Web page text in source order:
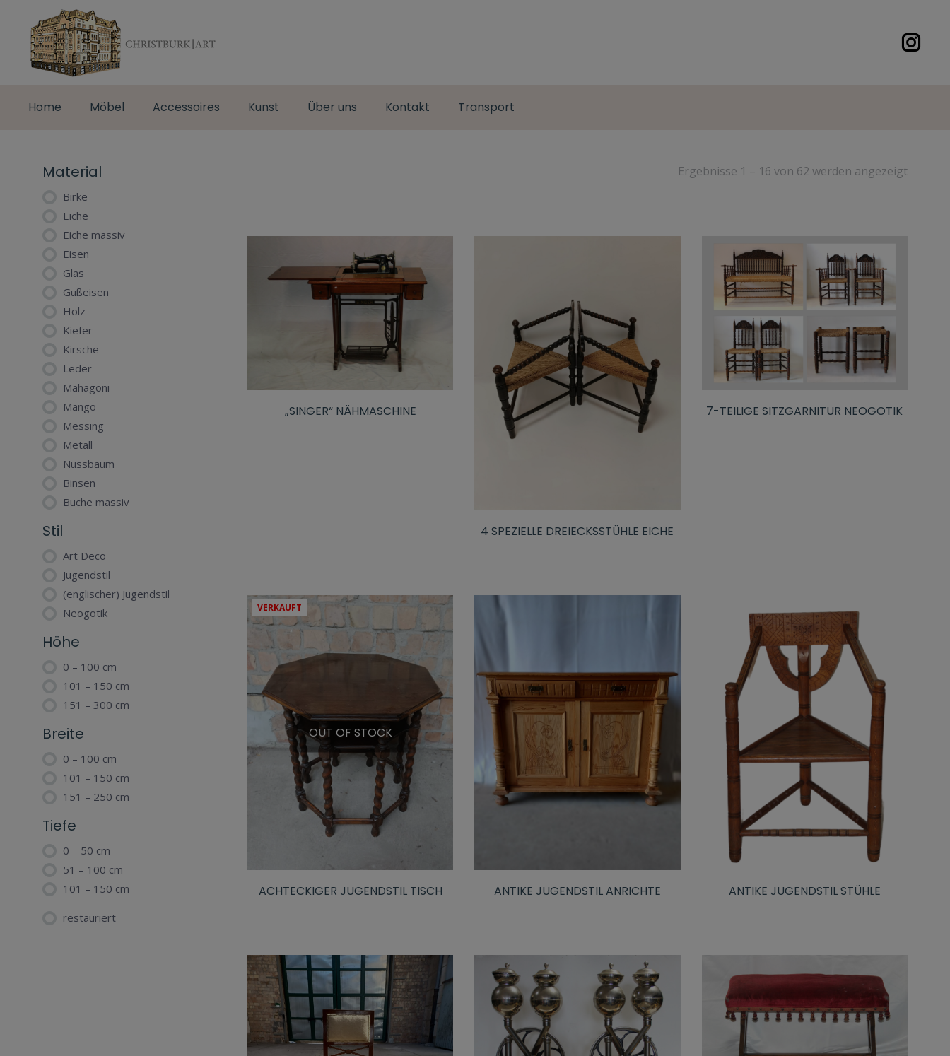
Home Möbel Accessoires Kunst Über uns Kontakt Transport
Ergebnisse 1 – 16 von 62 werden angezeigt
„SINGER“ NÄHMASCHINE
4 SPEZIELLE DREIECKSSTÜHLE EICHE
7-TEILIGE SITZGARNITUR NEOGOTIK
OUT OF STOCK
VERKAUFT
ACHTECKIGER JUGENDSTIL TISCH ANTIKE JUGENDSTIL ANRICHTE ANTIKE JUGENDSTIL STÜHLE
Material
Birke
Eiche
Eiche massiv
Eisen
Glas
Gußeisen
Holz
Kiefer
Kirsche
Leder
Mahagoni
Mango
Messing
Metall
Nussbaum
Binsen
Buche massiv
Stil
Art Deco
Jugendstil
(englischer) Jugendstil
Neogotik
Höhe
0 – 100 cm
101 – 150 cm
151 – 300 cm
Breite
0 – 100 cm
101 – 150 cm
151 – 250 cm
Tiefe
0 – 50 cm
51 – 100 cm
101 – 150 cm
restauriert